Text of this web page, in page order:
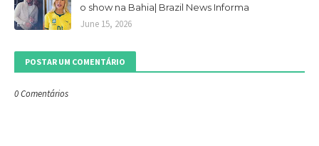
o show na Bahia| Brazil News Informa
June 15, 2026
POSTAR UM COMENTÁRIO
0 Comentários